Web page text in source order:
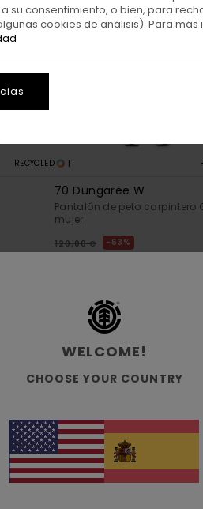
RECYCLED 1
70 Dungaree W
Pantalón de peto carpintero
mujer
120,00 € 63%
DOBLE PROMO -25% EXTRA
WELCOME!
CHOOSE YOUR COUNTRY
su consentimiento, o bien, para
cookies de análisis). Para